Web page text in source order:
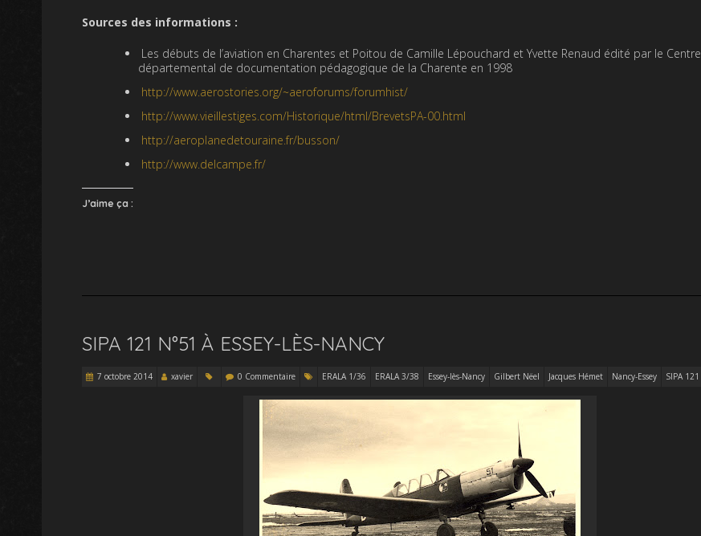
Sources des informations :
Les débuts de l’aviation en Charentes et Poitou de Camille Lépouchard et Yvette Renaud édité par le Centre
départemental de documentation pédagogique de la Charente en 1998
http://www.aerostories.org/~aeroforums/forumhist/
http://www.vieillestiges.com/Historique/html/BrevetsPA-00.html
http://aeroplanedetouraine.fr/busson/
http://www.delcampe.fr/
J’aime ça :
SIPA 121 N°51 À ESSEY-LÈS-NANCY
7 octobre 2014 xavier 0 Commentaire ERALA 1/36 ERALA 3/38 Essey-lès-Nancy Gilbert Nëel Jacques Hémet Nancy-Essey SIPA 121